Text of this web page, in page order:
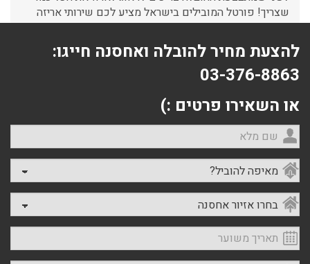
עודכן לאחרונה: 31/05/2026, 15:42
הובלות בתל אביב:
הובלות מנוף בגבעת שמואל:
שירותי הובלה עם מנוף בגבעת שמואל לכל סוגי ההובלות
החל מהובלת תכולת דירה שלמה עם מנוף ועד פריט בודד.
להצעת מחיר להובלה ואחסנה חייגו:
03-376-8863
או השאירו פרטים :)
שם מלא
מאיפה להוביל?
בחרו אזיור אחסנה
תאריך משוער